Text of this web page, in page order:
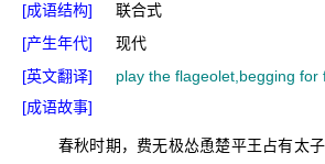
[成语结构]
联合式
[产生年代]
现代
[英文翻译]
play the flageolet,begging for
[成语故事]
春秋时期，费无极怂恿楚平王占有太